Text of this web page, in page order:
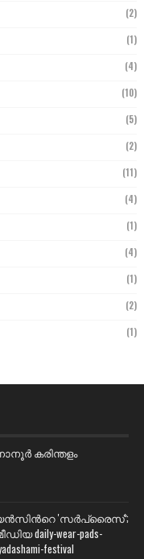
(2)
(1)
(4)
(10)
(5)
(2)
(11)
(4)
(1)
(4)
(1)
(2)
(1)
കരിന്തളം
'സര്‍പ്രൈസ്';
daily-wear-pads-
festival